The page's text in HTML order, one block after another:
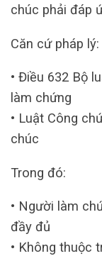
chúc phải đáp
Căn cứ pháp lý:
• Điều 632 Bộ
làm chứng
• Luật Công
chúc
Trong đó:
• Người làm
đầy đủ
• Không thuộc